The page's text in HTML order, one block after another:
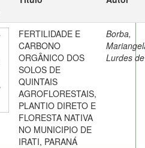
FERTILIDADE E
CARBONO
ORGÂNICO DOS
SOLOS DE
QUINTAIS
AGROFLORESTAIS,
PLANTIO DIRETO E
FLORESTA NATIVA
NO MUNICIPIO DE
IRATI, PARANÁ
Borba,
Lurdes de